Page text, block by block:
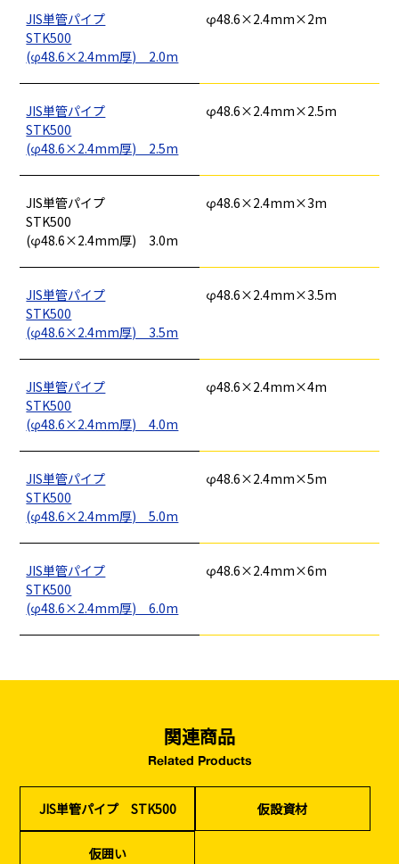
釘 ロープ・チェーン シート・ネット ビス
フレコン・袋物
仮設資材 現場用品・保安用品
基礎用部材
シーリング剤・接着剤・スプレー等
カタログダウンロード
家、マンションを
塗装工事
基礎工事・
バリケード（保安）
季節商材
解体・改修工事
JIS単管パイプ
STK500
(φ48.6×2.4mm厚) 2.0m
φ48.6×2.4mm×2m
JIS単管パイプ
STK500
(φ48.6×2.4mm厚) 2.5m
φ48.6×2.4mm×2.5m
JIS単管パイプ
STK500
(φ48.6×2.4mm厚) 3.0m
φ48.6×2.4mm×3m
JIS単管パイプ
STK500
(φ48.6×2.4mm厚) 3.5m
φ48.6×2.4mm×3.5m
JIS単管パイプ
STK500
(φ48.6×2.4mm厚) 4.0m
φ48.6×2.4mm×4m
JIS単管パイプ
STK500
(φ48.6×2.4mm厚) 5.0m
φ48.6×2.4mm×5m
JIS単管パイプ
STK500
(φ48.6×2.4mm厚) 6.0m
φ48.6×2.4mm×6m
関連商品
Related Products
JIS単管パイプ STK500 仮設資材
仮囲い